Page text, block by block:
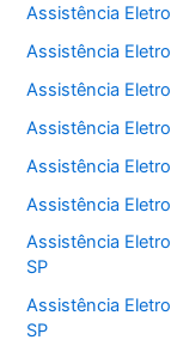
Assistência
Assistência
Assistência
Assistência
Assistência
Assistência
Assistência
SP
Assistência
SP